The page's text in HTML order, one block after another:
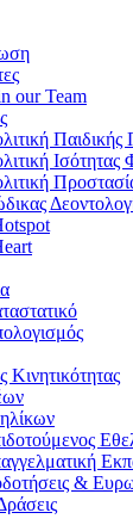
our Team
Παιδικής
Ισότητας
Κινητικότητας
&